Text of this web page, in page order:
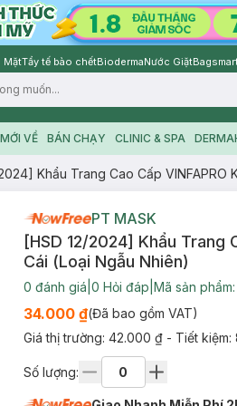
MặtTẩy tế bào chếtBiodermaNước Giặt
VỀ BÁN CHẠY CLINIC & SPA
Khẩu Trang Cao Cấp VINFAPRO
PT MASK
[HSD 12/2024] Khẩu Trang
Cái (Loại Ngẫu Nhiên)
0 đánh giá 0 Hỏi đáp Mã sản phẩm:
34.000 ₫(Đã bao gồm VAT)
Giá thị trường: 42.000 ₫ - Tiết kiệm:
Số lượng: